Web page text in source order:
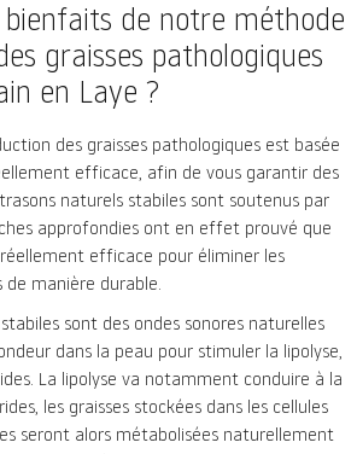
bienfaits de notre méthode
graisses pathologiques
en Laye ?
des graisses pathologiques est basée
efficace, afin de vous garantir des
naturels stabiles sont soutenus par
approfondies ont en effet prouvé que
efficace pour éliminer les
de manière durable.
sont des ondes sonores naturelles
dans la peau pour stimuler la lipolyse,
La lipolyse va notamment conduire à la
les graisses stockées dans les cellules
seront alors métabolisées naturellement